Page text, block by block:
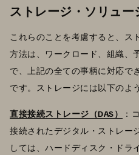
ストレージ・ソリュー
これらのことを考慮すると、ス
方法は、ワークロード、組織、
で、上記の全ての事柄に対応で
です。ストレージには以下のよ
直接接続ストレージ（DAS）
：
接続されたデジタル・ストレー
しては、ハードディスク・ドラ